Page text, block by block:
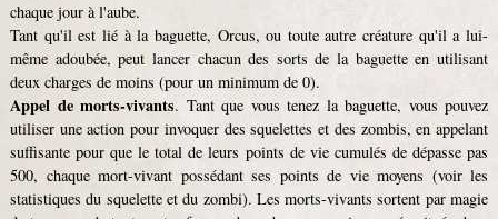
chaque jour à l'aube.
Tant qu'il est lié à la baguette, Orcus, ou toute autre créature qu'il a lui-
même adoubée, peut lancer chacun des sorts de la baguette en utilisant
deux charges de moins (pour un minimum de 0).
Appel de morts-vivants. Tant que vous tenez la baguette, vous pouvez
utiliser une action pour invoquer des squelettes et des zombis, en appelant
suffisante pour que le total de leurs points de vie cumulés de dépasse pas
500, chaque mort-vivant possédant ses points de vie moyens (voir les
statistiques du squelette et du zombi). Les morts-vivants sortent par magie